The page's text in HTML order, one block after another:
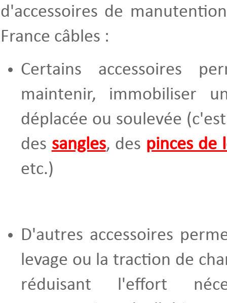
d'accessoires de
France câbles :
Certains accessoires
maintenir, immobiliser
déplacée ou soulevée
des sangles, des pinces de
etc.)
D'autres accessoires
levage ou la traction de
réduisant l'effort